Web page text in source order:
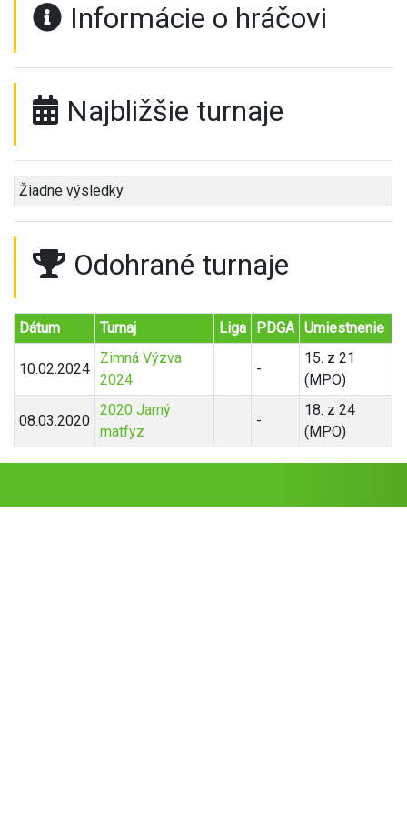
Informácie o hráčovi
Najbližšie turnaje
Žiadne výsledky
Odohrané turnaje
Dátum Turnaj Liga PDGA Umiestnenie
10.02.2024
Zimná Výzva
2024
-
15. z 21
(MPO)
08.03.2020
2020 Jarný
matfyz
-
18. z 24
(MPO)